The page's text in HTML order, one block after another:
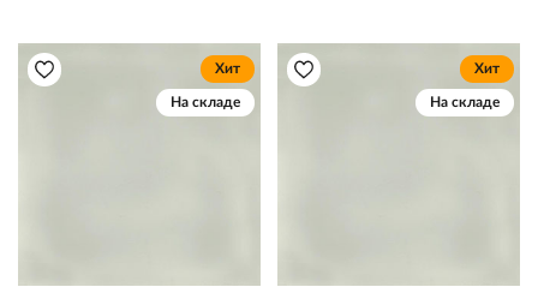
Хит
На складе
Хит
На складе